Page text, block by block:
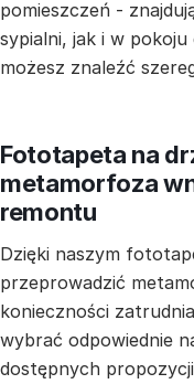
pomieszczeń -
sypialni, jak i w
możesz znaleźć
Fototapeta na
metamorfoza
remontu
Dzięki naszym
przeprowadzić
konieczności
wybrać odpowiednie
dostępnych